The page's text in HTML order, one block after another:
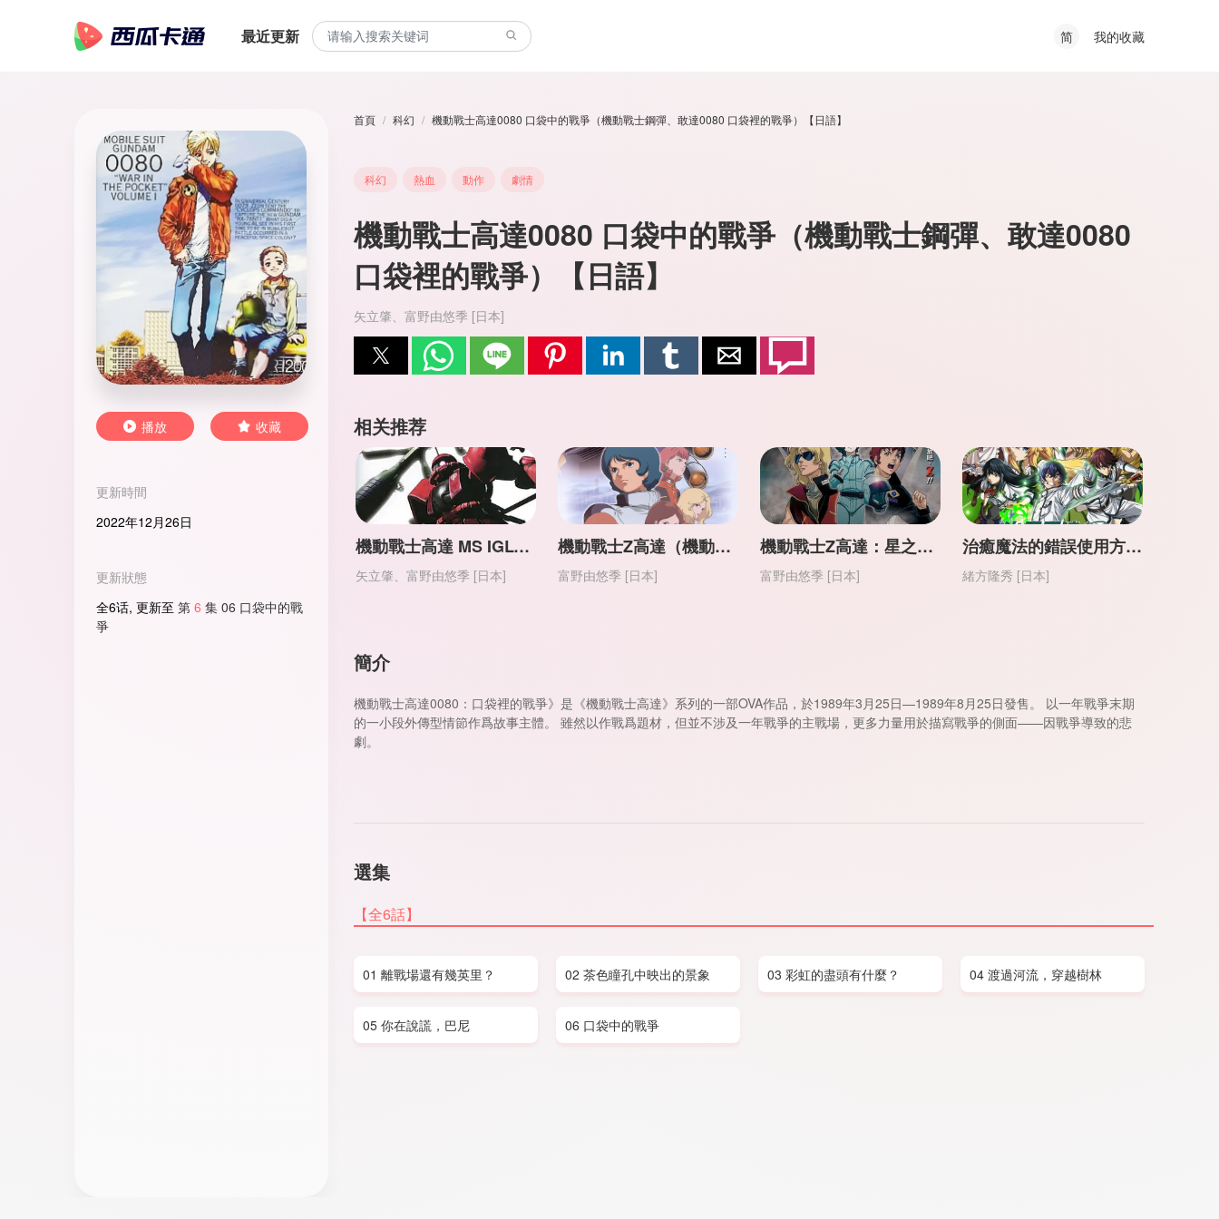
最近更新 简 我的收藏
播放 收藏
更新時間
2022年12月26日
更新狀態
全6话, 更新至 第 6 集 06 口袋中的戰
爭
首頁 科幻 機動戰士高達0080 口袋中的戰爭（機動戰士鋼彈、敢達0080 口袋裡的戰爭）【日語】
科幻 熱血 動作 劇情
機動戰士高達0080 口袋中的戰爭（機動戰士鋼彈、敢達0080
口袋裡的戰爭）【日語】
矢立肇、富野由悠季 [日本]
相关推荐
機動戰士高達 MS IGLOO 一年戰爭秘史【日語】
矢立肇、富野由悠季 [日本]
機動戰士Z高達（機動戰士 再起風雲、剛彈勇士） 【劇場版】【日語】
富野由悠季 [日本]
機動戰士Z高達：星之繼承者（機動戰士 再起風雲、剛彈勇士） 【劇場版】【日語】
富野由悠季 [日本]
治癒魔法的錯誤使用方法（治癒魔法的錯誤使用方法 ~奔赴戰場的治療人員~）【日語】
緒方隆秀 [日本]
簡介
機動戰士高達0080：口袋裡的戰爭》是《機動戰士高達》系列的一部OVA作品，於1989年3月25日—1989年8月25日發售。 以一年戰爭末期
的一小段外傳型情節作爲故事主體。 雖然以作戰爲題材，但並不涉及一年戰爭的主戰場，更多力量用於描寫戰爭的側面——因戰爭導致的悲
劇。
選集
【全6話】
01 離戰場還有幾英里？ 02 茶色瞳孔中映出的景象 03 彩虹的盡頭有什麼？ 04 渡過河流，穿越樹林
05 你在說謊，巴尼 06 口袋中的戰爭